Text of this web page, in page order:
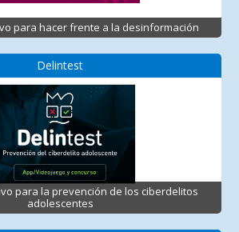
para hacer frente a la desinformación
Delintest
para la prevención de los ciberdelitos
adolescentes